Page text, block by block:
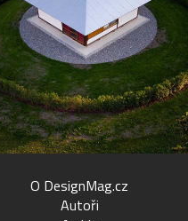
O DesignMag.cz
Autoři